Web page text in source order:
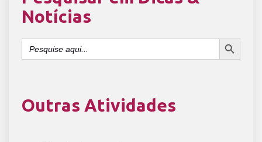
Notícias
Search
for:
SEARCH BUTTON
Outras Atividades